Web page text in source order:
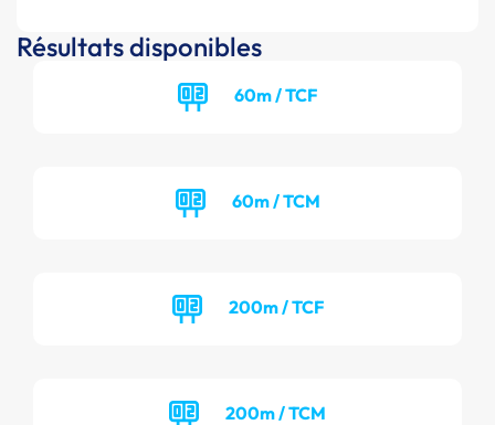
Résultats disponibles
60m / TCF
60m / TCM
200m / TCF
200m / TCM